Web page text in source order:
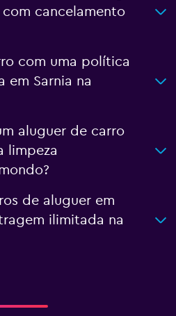
cancelamento
com uma política
em Sarnia na
aluguer de carro
limpeza
de aluguer em
ilimitada na